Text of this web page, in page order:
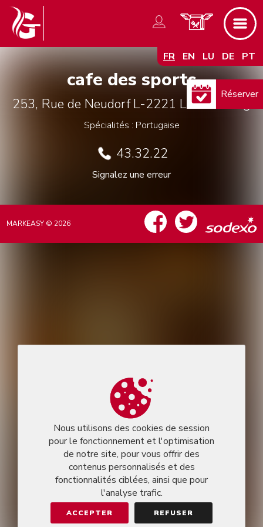
FR EN LU DE PT
cafe des sports
253, Rue de NeudorfL-2221 Luxembourg
Spécialités : Portugaise
43.32.22
Signalez une erreur
Réserver
Nous utilisons des cookies de session
pour le fonctionnement et l'optimisation
de notre site, pour vous offrir des
contenus personnalisés et des
fonctionnalités ciblées, ainsi que pour
l'analyse trafic.
ACCEPTER REFUSER
MARKEASY © 2026